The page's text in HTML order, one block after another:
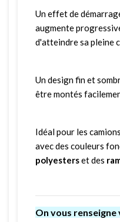
Un effet de
augmente
d'atteindre sa pleine
Un design fin et
être montés
Idéal pour les
avec des couleurs
polyesterset des
On vous